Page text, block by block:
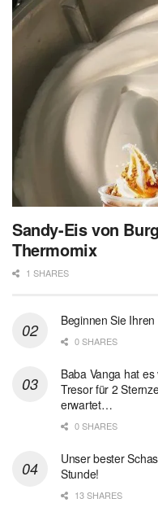
Sandy-Eis von
Thermomix
1 SHARES
Beginnen Sie
0 SHARES
Baba Vanga hat
Tresor für 2
erwartet…
0 SHARES
Unser bester
Stunde!
13 SHARES